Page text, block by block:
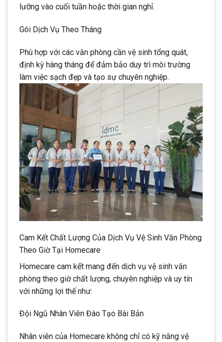
lưỡng vào cuối tuần hoặc thời gian nghỉ.
Gói Dịch Vụ Theo Tháng
Phù hợp với các văn phòng cần vệ sinh tổng quát,
định kỳ hàng tháng để đảm bảo duy trì môi trường
làm việc sạch đẹp và tạo sự chuyên nghiệp.
Cam Kết Chất Lượng Của Dịch Vụ Vệ Sinh Văn Phòng
Theo Giờ Tại Homecare
Homecare cam kết mang đến dịch vụ vệ sinh văn
phòng theo giờ chất lượng, chuyên nghiệp và uy tín
với những lợi thế như:
Đội Ngũ Nhân Viên Đào Tạo Bài Bản
Nhân viên của Homecare không chỉ có kỹ năng vệ